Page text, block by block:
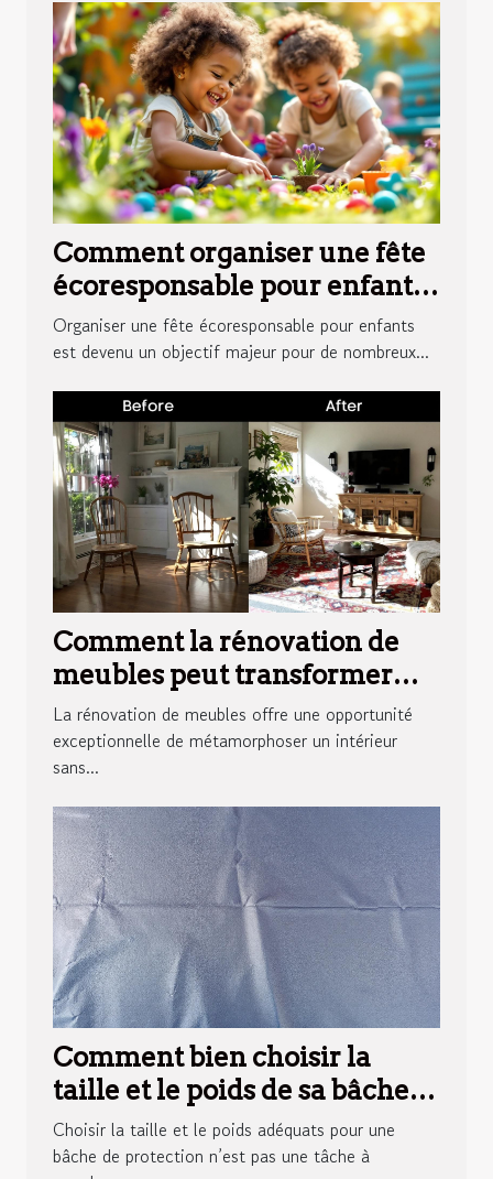
Comment organiser une fête
écoresponsable pour enfants
?
Organiser une fête écoresponsable pour enfants
est devenu un objectif majeur pour de nombreux...
Comment la rénovation de
meubles peut transformer
votre intérieur ?
La rénovation de meubles offre une opportunité
exceptionnelle de métamorphoser un intérieur
sans...
Comment bien choisir la
taille et le poids de sa bâche
de protection ?
Choisir la taille et le poids adéquats pour une
bâche de protection n’est pas une tâche à